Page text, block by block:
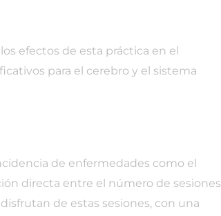
efectos de esta práctica en el
para el cerebro y el sistema
de enfermedades como el
directa entre el número de sesiones
de estas sesiones, con una